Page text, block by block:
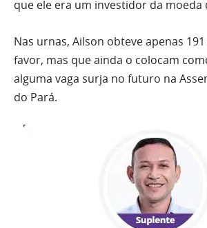
que ele era um investidor da moeda
Nas urnas, Ailson obteve apenas
favor, mas que ainda o colocam
alguma vaga surja no futuro na
do Pará.